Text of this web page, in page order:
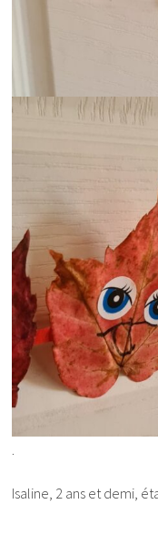
.
Isaline, 2 ans et demi,